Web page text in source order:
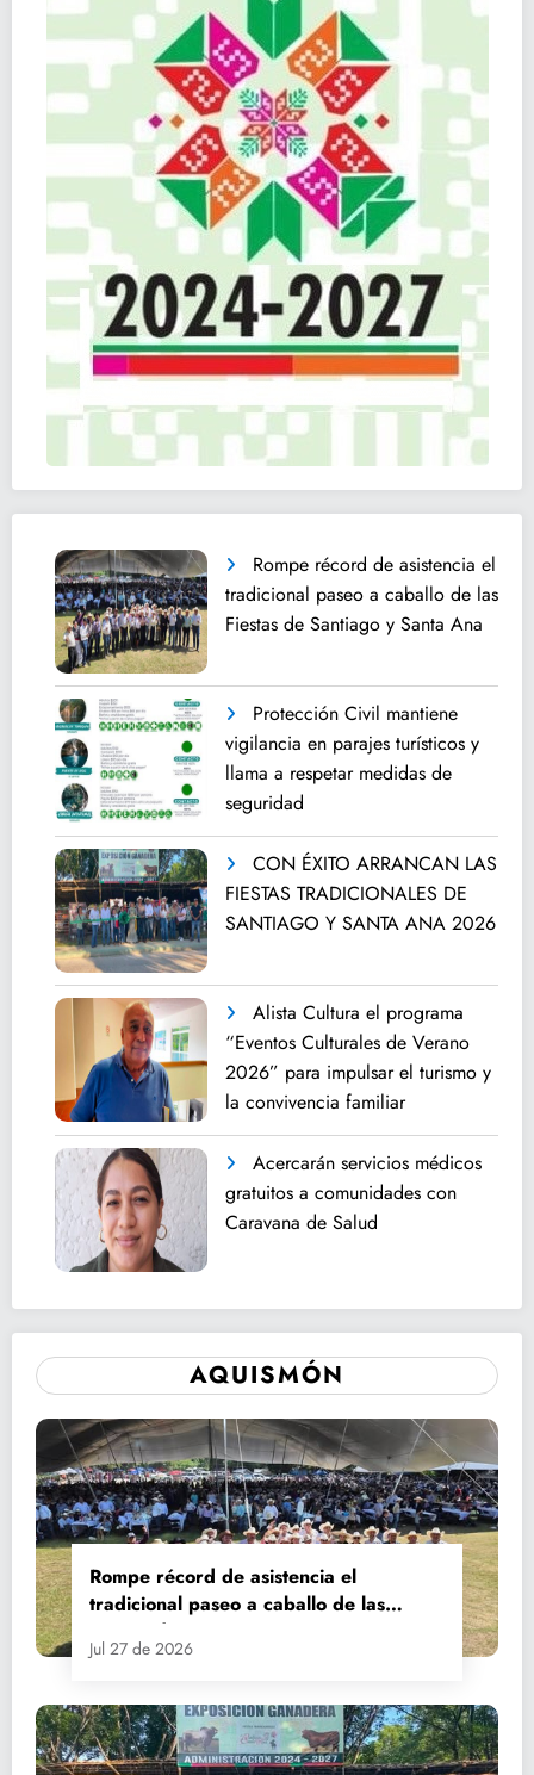
Rompe récord de asistencia el
tradicional paseo a caballo de las
Fiestas de Santiago y Santa Ana
Protección Civil mantiene
vigilancia en parajes turísticos y
llama a respetar medidas de
seguridad
CON ÉXITO ARRANCAN LAS
FIESTAS TRADICIONALES DE
SANTIAGO Y SANTA ANA 2026
Alista Cultura el programa
“Eventos Culturales de Verano
2026” para impulsar el turismo y
la convivencia familiar
Acercarán servicios médicos
gratuitos a comunidades con
Caravana de Salud
AQUISMÓN
Rompe récord de asistencia el
tradicional paseo a caballo de las
Fiestas de Santiago y Santa Ana
Jul 27 de 2026